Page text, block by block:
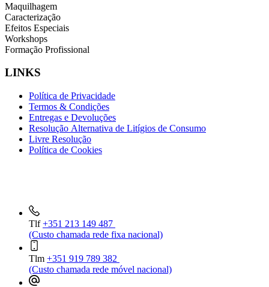
Maquilhagem
Caracterização
Efeitos Especiais
Workshops
Formação Profissional
LINKS
Política de Privacidade
Termos & Condições
Entregas e Devoluções
Resolução Alternativa de Litígios de Consumo
Livre Resolução
Política de Cookies
Tlf+351 213 149 487
(Custo chamada rede fixa nacional)
Tlm +351 919 789 382
(Custo chamada rede móvel nacional)